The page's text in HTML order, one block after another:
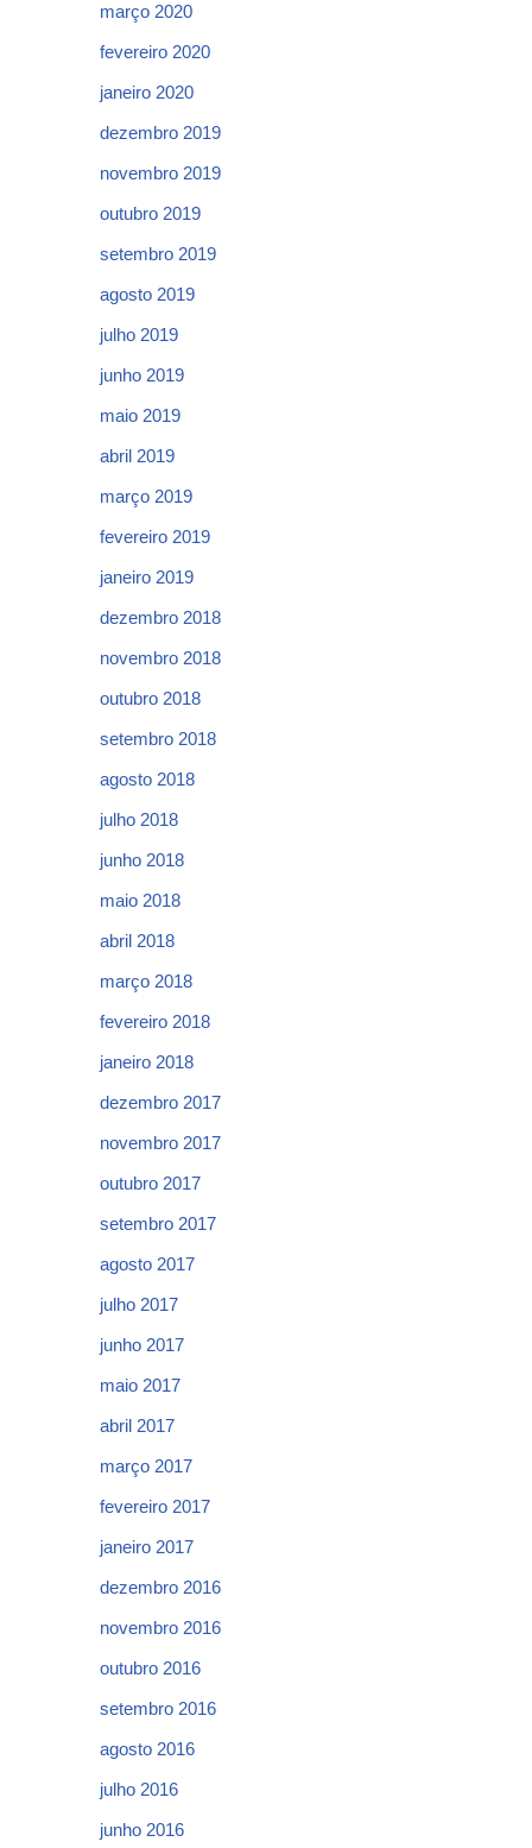
março 2020
fevereiro 2020
janeiro 2020
dezembro 2019
novembro 2019
outubro 2019
setembro 2019
agosto 2019
julho 2019
junho 2019
maio 2019
abril 2019
março 2019
fevereiro 2019
janeiro 2019
dezembro 2018
novembro 2018
outubro 2018
setembro 2018
agosto 2018
julho 2018
junho 2018
maio 2018
abril 2018
março 2018
fevereiro 2018
janeiro 2018
dezembro 2017
novembro 2017
outubro 2017
setembro 2017
agosto 2017
julho 2017
junho 2017
maio 2017
abril 2017
março 2017
fevereiro 2017
janeiro 2017
dezembro 2016
novembro 2016
outubro 2016
setembro 2016
agosto 2016
julho 2016
junho 2016